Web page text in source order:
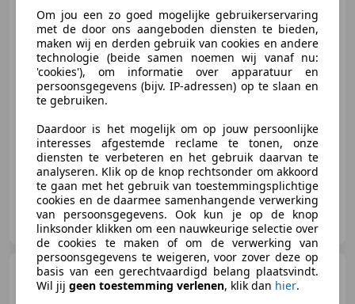
€ 1.490
06/2003 134.020 km Benzine 71 kW (97 PK)
't Bergse Autohuis
NL-4624 BL BERGEN OP ZOOM
Volkswagen Fox1.4
Trendline Navi Usb BT
Om jou een zo goed mogelijke gebruikerservaring
met de door ons aangeboden diensten te bieden,
maken wij en derden gebruik van cookies en andere
technologie (beide samen noemen wij vanaf nu:
'cookies'), om informatie over apparatuur en
persoonsgegevens (bijv. IP-adressen) op te slaan en
te gebruiken.
Daardoor is het mogelijk om op jouw persoonlijke
interesses afgestemde reclame te tonen, onze
diensten te verbeteren en het gebruik daarvan te
analyseren. Klik op de knop rechtsonder om akkoord
te gaan met het gebruik van toestemmingsplichtige
cookies en de daarmee samenhangende verwerking
van persoonsgegevens. Ook kun je op de knop
linksonder klikken om een nauwkeurige selectie over
de cookies te maken of om de verwerking van
persoonsgegevens te weigeren, voor zover deze op
basis van een gerechtvaardigd belang plaatsvindt.
Wil jij geen toestemming verlenen, klik dan hier.